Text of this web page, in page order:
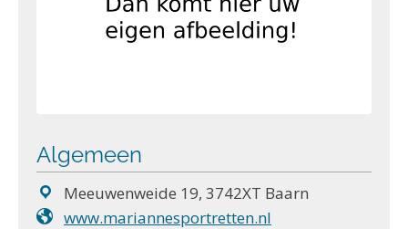
Algemeen
Meeuwenweide 19, 3742XT Baarn
www.mariannesportretten.nl